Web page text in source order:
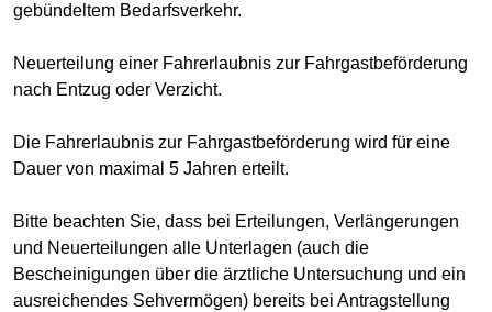
gebündeltem Bedarfsverkehr.
Neuerteilung einer Fahrerlaubnis zur Fahrgastbeförderung
nach Entzug oder Verzicht.
Die Fahrerlaubnis zur Fahrgastbeförderung wird für eine
Dauer von maximal 5 Jahren erteilt.
Bitte beachten Sie, dass bei Erteilungen, Verlängerungen
und Neuerteilungen alle Unterlagen (auch die
Bescheinigungen über die ärztliche Untersuchung und ein
ausreichendes Sehvermögen) bereits bei Antragstellung